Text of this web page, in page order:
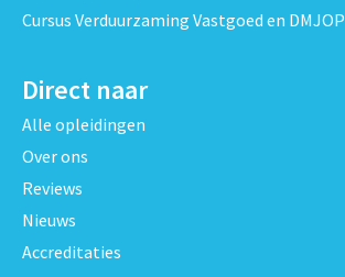
Cursus Verduurzaming Vastgoed en DMJOP
Direct naar
Alle opleidingen
Over ons
Reviews
Nieuws
Accreditaties